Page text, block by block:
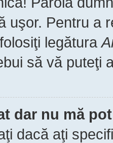
uşor. Pentru a
legătura
să vă puteţi
dar nu mă
dacă aţi